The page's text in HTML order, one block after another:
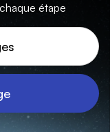
étape